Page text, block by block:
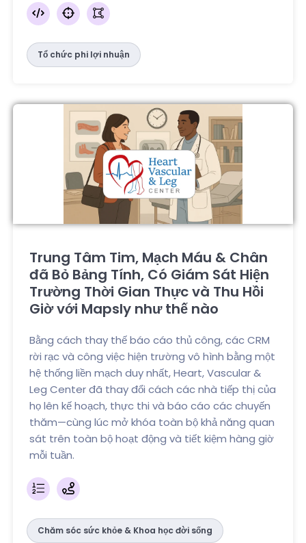
Tổ chức phi lợi nhuận
Trung Tâm Tim, Mạch Máu & Chân
đã Bỏ Bảng Tính, Có Giám Sát Hiện
Trường Thời Gian Thực và Thu Hồi
Giờ với Mapsly như thế nào
Bằng cách thay thế báo cáo thủ công, các CRM
rời rạc và công việc hiện trường vô hình bằng một
hệ thống liền mạch duy nhất, Heart, Vascular &
Leg Center đã thay đổi cách các nhà tiếp thị của
họ lên kế hoạch, thực thi và báo cáo các chuyến
thăm—cùng lúc mở khóa toàn bộ khả năng quan
sát trên toàn bộ hoạt động và tiết kiệm hàng giờ
mỗi tuần.
Chăm sóc sức khỏe & Khoa học đời sống